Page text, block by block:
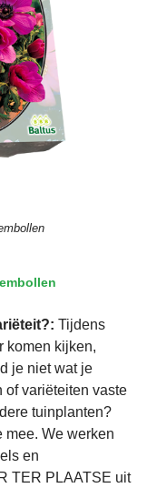
Tijdens
komen kijken,
je niet wat je
of variëteiten vaste
tuinplanten?
mee. We werken
en
TER PLAATSE uit